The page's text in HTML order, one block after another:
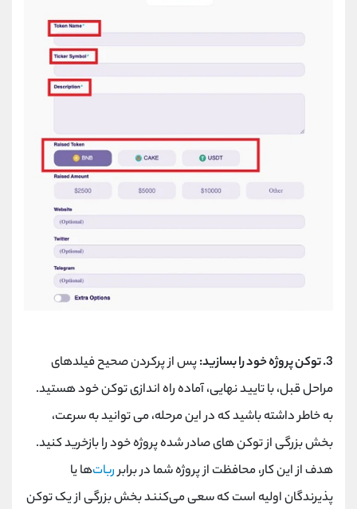
3. توکن پروژه خود را بسازید:
پس از پرکردن صحیح فیلدهای
مراحل قبل، با تایید نهایی، آماده راه اندازی توکن خود هستید.
به خاطر داشته باشید که در این مرحله، می توانید به سرعت،
بخش بزرگی از توکن های صادر شده پروژه خود را بازخرید کنید.
هدف از این کار، محافظت از پروژه شما در برابرربات‌ها یا
پذیرندگان اولیه است که سعی می‌کنند بخش بزرگی از یک توکن